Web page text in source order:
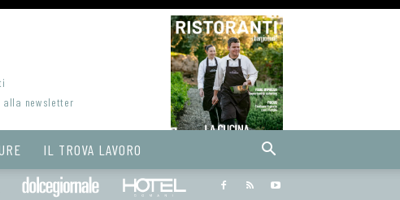
newsletter
IL TROVA LAVORO
Bargiornale dolcegiornale